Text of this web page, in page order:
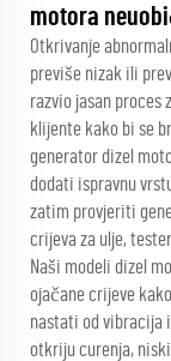
motora
Otkrivanje
previše nizak ili
razvio jasan proces
klijente kako bi se
generator dizel
dodati ispravnu
zatim provjeriti
crijeva za ulje,
Naši modeli dizel
ojačane crijeve
nastati od vibracija
otkriju curenja,